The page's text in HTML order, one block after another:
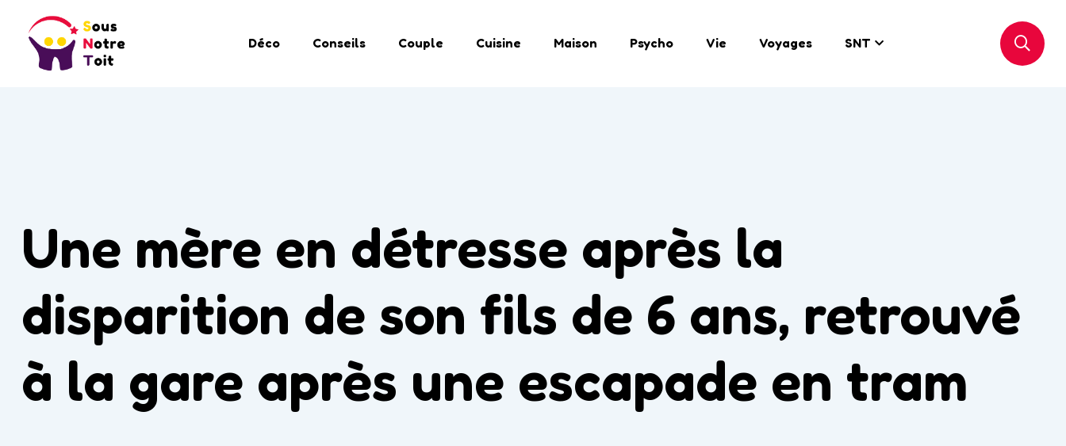
Déco Conseils Couple Cuisine Maison Psycho Vie Voyages SNT
Une mère en détresse après la
disparition de son fils de 6 ans, retrouvé
à la gare après une escapade en tram